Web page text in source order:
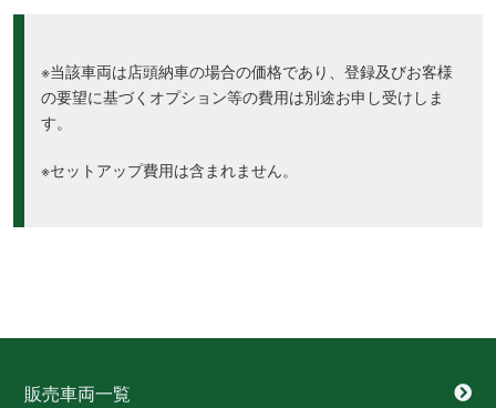
※当該車両は店頭納車の場合の価格であり、登録及びお客様
の要望に基づくオプション等の費用は別途お申し受けしま
す。
※セットアップ費用は含まれません。
販売車両一覧